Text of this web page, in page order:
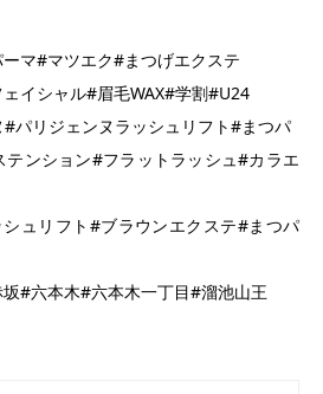
マ#マツエク#まつげエクステ
イシャル#眉毛WAX#学割#U24
パリジェンヌラッシュリフト#まつパ
ンション#フラットラッシュ#カラエ
ュリフト#ブラウンエクステ#まつパ
#六本木#六本木一丁目#溜池山王